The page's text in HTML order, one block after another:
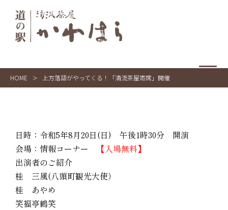
HOME > 上方落語がやってくる！「清流茶屋寄席」開催
日時：令和5年8月20日(日) 午後1時30分 開演
会場：情報コーナー
【入場無料】
出演者のご紹介
桂 三風(八頭町観光大使）
桂 あやめ
笑福亭鶴笑